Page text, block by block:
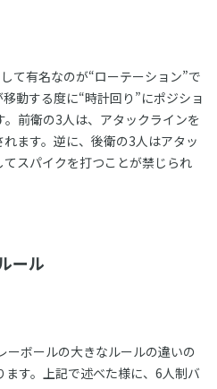
て有名なのが“ローテーション”で
動する度に“時計回り”にポジショ
前衛の3人は、アタックラインを
ます。逆に、後衛の3人はアタッ
スパイクを打つことが禁じられ
ール
ボールの大きなルールの違いの
す。上記で述べた様に、6人制バ